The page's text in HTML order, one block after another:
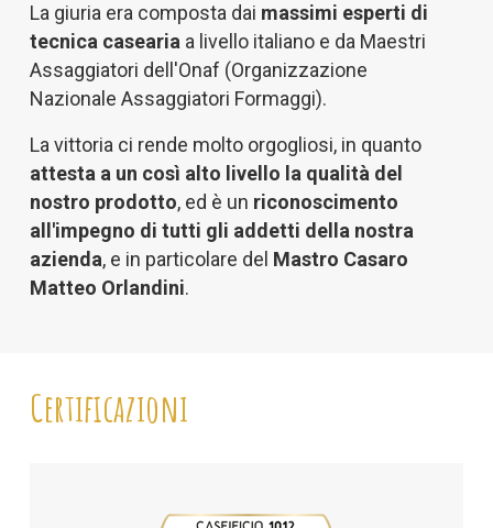
La giuria era composta dai massimi esperti di
tecnica casearia a livello italiano e da Maestri
Assaggiatori dell'Onaf (Organizzazione
Nazionale Assaggiatori Formaggi).
La vittoria ci rende molto orgogliosi, in quanto
attesta a un così alto livello la qualità del
nostro prodotto, ed è un riconoscimento
all'impegno di tutti gli addetti della nostra
azienda, e in particolare del Mastro Casaro
Matteo Orlandini.
Certificazioni